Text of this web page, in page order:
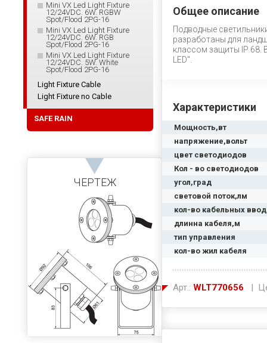
Общее описание
Подводные
разработаны для
классом защиты IP 68.
LED".
Характеристики
Мощность,вт
напряжение,вольт
цвет светодиодов
Кол - во светодиодов
угол,град
световой поток,лм
кол-во кабельных
длинна кабеля,м
тип управления
кол-во жил кабеля
Арт.: WLT770656 |
Mini VX Led Light Fixture
12/24VDC. 6W. RGBW
Spot/Flood 2PG-16
Mini VX Led Light Fixture
12/24VDC. 6W. RGB
Spot/Flood 2PG-16
Mini VX Led Light Fixture
12/24VDC. 5W. White
Spot/Flood 2PG-16
Light Fixture Cable
Light Fixture no Cable
SAFE RAIN
ЧЕРТЕЖ